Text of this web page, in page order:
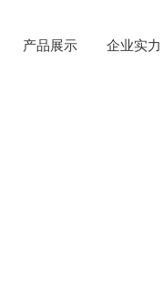
产品展示 企业实力